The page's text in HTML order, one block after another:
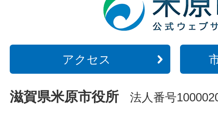
アクセス
滋賀県米原市役所 法人番号